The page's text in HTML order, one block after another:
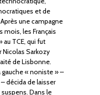
et de
une campagne
mois, les Français
TCE, qui fut
Sarkozy
de Lisbonne.
gauche « noniste » –
décida de laisser
Dans le